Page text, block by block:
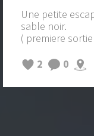
Une petite
sable noir.
( premiere
2
0